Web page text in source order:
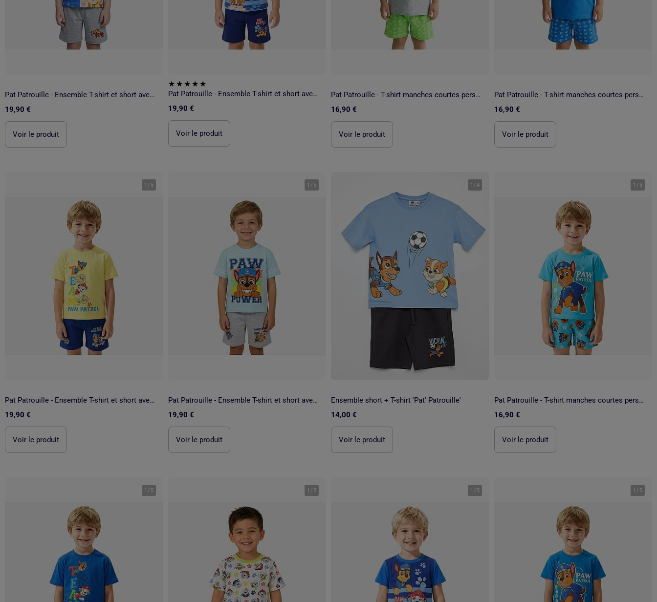
Pat Patrouille - Ensemble T-shirt et short avec personnage
19,90 €
Voir le produit
Pat Patrouille - Ensemble T-shirt et short avec personnage
19,90 €
Voir le produit
Pat Patrouille - T-shirt manches courtes personnage avec short
16,90 €
Voir le produit
Pat Patrouille - T-shirt manches courtes personnage avec short
16,90 €
Voir le produit
1 / 5
Pat Patrouille - Ensemble T-shirt et short avec personnage
19,90 €
Voir le produit
1 / 5
Pat Patrouille - Ensemble T-shirt et short avec personnage
19,90 €
Voir le produit
1 /4
Ensemble short + T-shirt 'Pat' Patrouille'
14,00 €
Voir le produit
1 / 5
Pat Patrouille - T-shirt manches courtes personnage avec short motif
16,90 €
Voir le produit
1 / 5 1 / 5 1 / 5 1 / 5